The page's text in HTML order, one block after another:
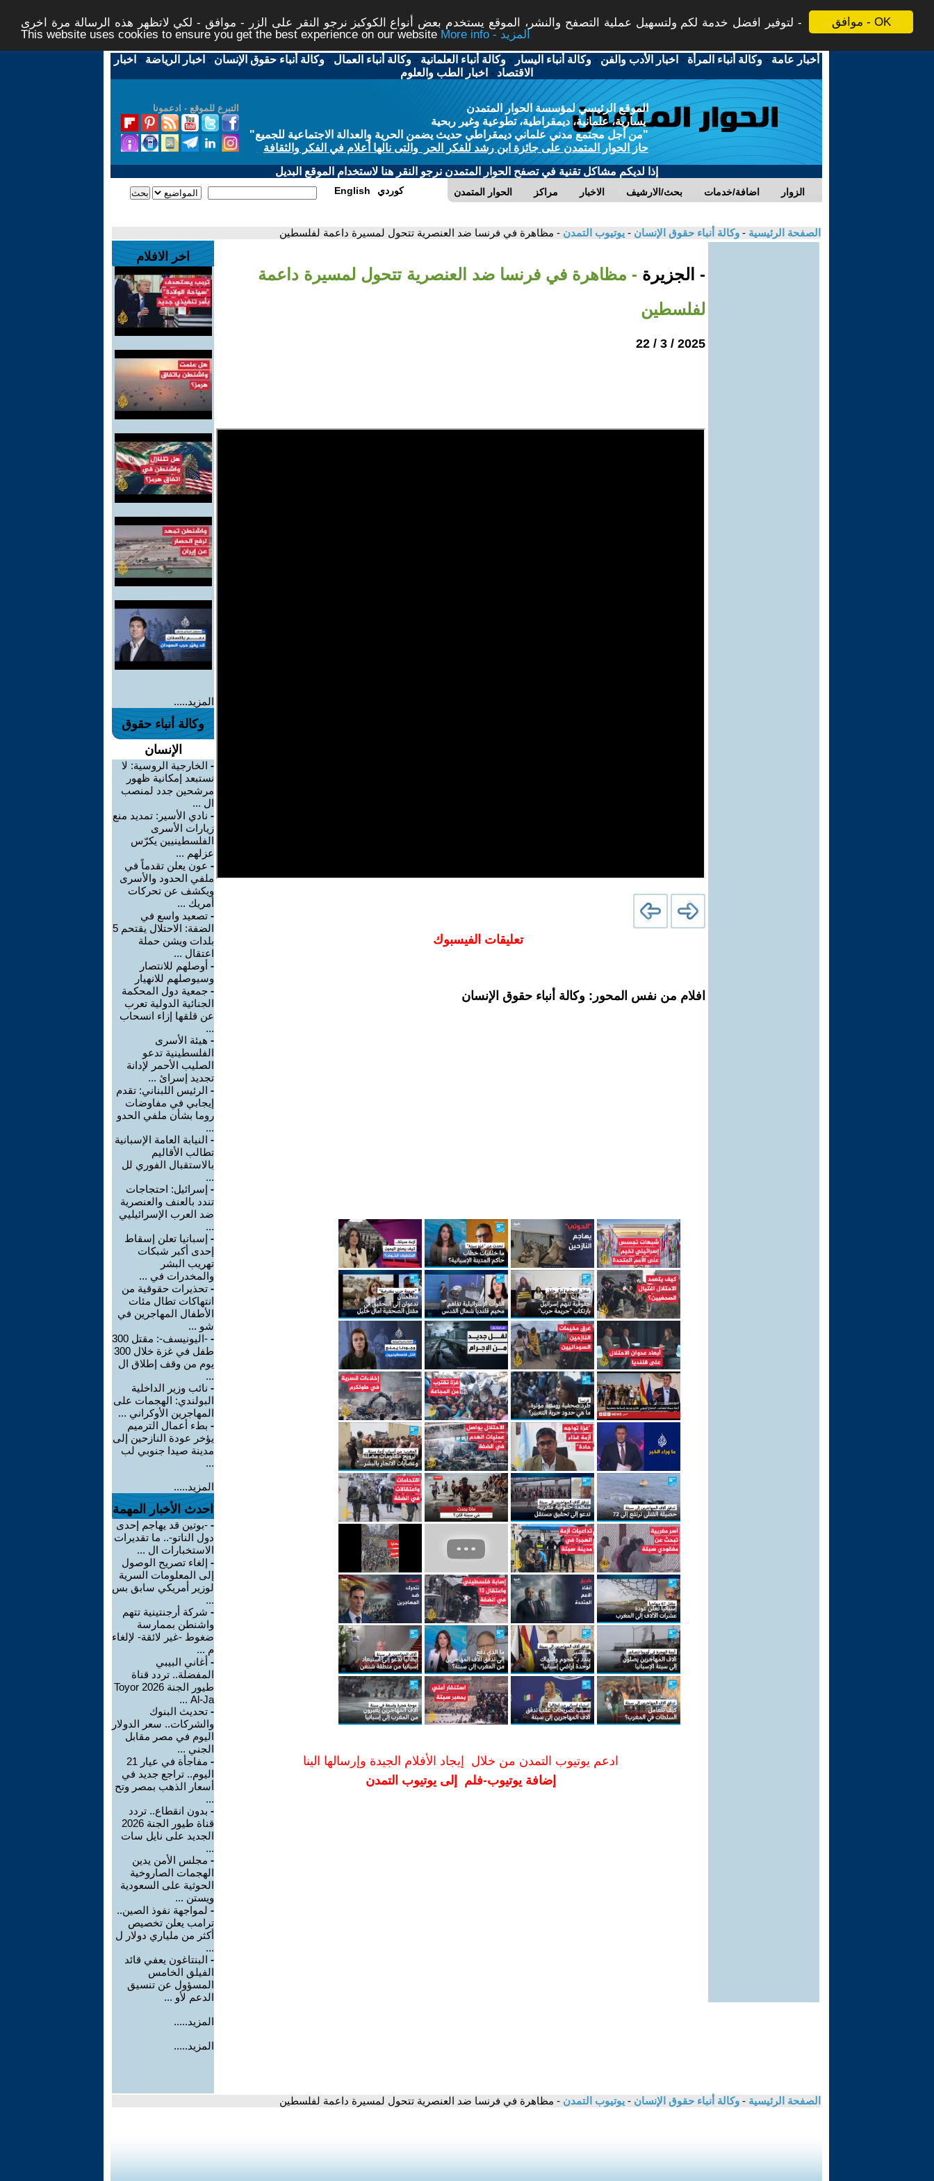
موافق - OK
لتوفير افضل خدمة لكم ولتسهيل عملية التصفح والنشر، الموقع يستخدم بعض أنواع الكوكيز نرجو النقر على الزر - موافق - لكي لاتظهر هذه الرسالة مرة اخرى -
This website uses cookies to ensure you get the best experience on our website
More info - المزيد
أخبار عامة -وكالة أنباء المرأة - اخبار الأدب والفن -وكالة أنباء اليسار -وكالة أنباء العلمانية -وكالة أنباء العمال -وكالة أنباء حقوق الإنسان - اخبار الرياضة - اخبار
الاقتصاد - اخبار الطب والعلوم
التبرع للموقع - ادعمونا
الموقع الرئيسي لمؤسسة الحوار المتمدن
يسارية، علمانية، ديمقراطية، تطوعية وغير ربحية
"من أجل مجتمع مدني علماني ديمقراطي حديث يضمن الحرية والعدالة الاجتماعية للجميع"
حاز الحوار المتمدن على جائزة ابن رشد للفكر الحر والتى نالها أعلام في الفكر والثقافة
إذا لديكم مشاكل تقنية في تصفح الحوار المتمدن نرجو النقر هنا لاستخدام الموقع البديل
الحوار المتمدن مراكز الاخبار بحث/الارشيف اضافة/خدمات الزوار English كوردي
الصفحة الرئيسية - وكالة أنباء حقوق الإنسان - يوتيوب التمدن - مظاهرة في فرنسا ضد العنصرية تتحول لمسيرة داعمة لفلسطين
- الجزيرة - مظاهرة في فرنسا ضد العنصرية تتحول لمسيرة داعمة
لفلسطين
2025 / 3 / 22
تعليقات الفيسبوك
افلام من نفس المحور: وكالة أنباء حقوق الإنسان
ادعم يوتيوب التمدن من خلال إيجاد الأفلام الجيدة وإرسالها الينا
إضافة يوتيوب-فلم إلى يوتيوب التمدن
اخر الافلام
المزيد.....
وكالة أنباء حقوق
الإنسان
- الخارجية الروسية: لا
نستبعد إمكانية ظهور
مرشحين جدد لمنصب
ال ...
- نادي الأسير: تمديد منع
زيارات الأسرى
الفلسطينيين يكرّس
عزلهم ...
- عون يعلن تقدماً في
ملفي الحدود والأسرى
ويكشف عن تحركات
أمريك ...
- تصعيد واسع في
الضفة: الاحتلال يقتحم 5
بلدات ويشن حملة
اعتقال ...
- أوصلهم للانتصار
وسيوصلهم للانهيار
- جمعية دول المحكمة
الجنائية الدولية تعرب
عن قلقها إزاء انسحاب
...
- هيئة الأسرى
الفلسطينية تدعو
الصليب الأحمر لإدانة
تجديد إسرائ ...
- الرئيس اللبناني: تقدم
إيجابي في مفاوضات
روما بشأن ملفي الحدو
...
- النيابة العامة الإسبانية
تطالب الأقاليم
بالاستقبال الفوري لل
...
- إسرائيل: احتجاجات
تندد بالعنف والعنصرية
ضد العرب الإسرائيليي
...
- إسبانيا تعلن إسقاط
إحدى أكبر شبكات
تهريب البشر
والمخدرات في ...
- تحذيرات حقوقية من
انتهاكات تطال مئات
الأطفال المهاجرين في
شو ...
-
-اليونيسف-: مقتل 300
طفل في غزة خلال 300
يوم من وقف إطلاق ال
...
- نائب وزير الداخلية
البولندي: الهجمات على
المهاجرين الأوكراني ...
- بطء أعمال الترميم
يؤخر عودة النازحين إلى
مدينة صيدا جنوبي لب
...
المزيد.....
احدث الأخبار المهمة
- -بوتين قد يهاجم إحدى
دول الناتو-.. ما تقديرات
الاستخبارات ال ...
- إلغاء تصريح الوصول
إلى المعلومات السرية
لوزير أمريكي سابق بس
...
- شركة أرجنتينية تتهم
واشنطن بممارسة
ضغوط -غير لائقة- لإلغاء
م ...
- أغاني البيبي
المفضلة.. تردد قناة
طيور الجنة 2026 Toyor
Al-Ja ...
- تحديث البنوك
والشركات.. سعر الدولار
اليوم في مصر مقابل
الجني ...
-
مفاجأة في عيار 21
اليوم.. تراجع جديد في
أسعار الذهب بمصر وتح
...
- بدون انقطاع.. تردد
قناة طيور الجنة 2026
الجديد على نايل سات
...
- مجلس الأمن يدين
الهجمات الصاروخية
الحوثية على السعودية
ويستن ...
- لمواجهة نفوذ الصين..
ترامب يعلن تخصيص
أكثر من ملياري دولار ل
...
- البنتاغون يعفي قائد
الفيلق الخامس
المسؤول عن تنسيق
الدعم لأو ...
المزيد.....
المزيد.....
الصفحة الرئيسية - وكالة أنباء حقوق الإنسان - يوتيوب التمدن - مظاهرة في فرنسا ضد العنصرية تتحول لمسيرة داعمة لفلسطين